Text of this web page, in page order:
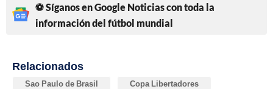
⚽ Síganos en Google Noticias con toda la
información del fútbol mundial
Relacionados
Sao Paulo de Brasil Copa Libertadores